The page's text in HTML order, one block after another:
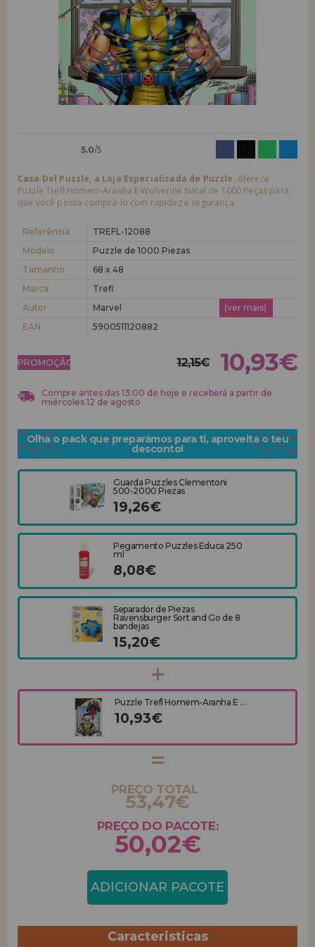
LIQUIDAÇÕES
EM FORMAÇÃO
info@casadopuzzle.pt
quero me cadastrar como
novo cliente
Ao criar uma conta em casadopuzzle.com você poderá fazer suas
compras rapidamente em nossa loja virtual, verificar o status de seus
pedidos e consultar suas operações anteriores.
Vá em frente! Estávamos esperando por você.
novo distribuidor
Você é um Profissional ou Empresa? Quer vender nossos produtos no
condições de venda com descontos especiais para distribuição.
Vá em frente! Estávamos esperando por você.
5.0/5
Casa Del Puzzle, a Loja Especializada de Puzzle, oferece
Puzzle Trefl Homem-Aranha E Wolverine Natal de 1000 Peças para
que você possa comprá-lo com rapidez e segurança.
Referência
TREFL-12088
Modelo
Puzzle de 1000 Piezas
Tamanho
68 x 48
Marca
Trefl
Autor
Marvel
(ver mais)
EAN
5900511120882
PROMOÇÃO! 12,15€ 10,93€
Compre antes das 13:00 de hoje e receberá a partir de
miércoles 12 de agosto
Olha o pack que preparámos para ti, aproveita o teu
desconto!
Guarda Puzzles Clementoni
500-2000 Piezas
19,26€
Pegamento Puzzles Educa 250
ml
8,08€
Separador de Piezas
Ravensburger Sort and Go de 8
bandejas
15,20€
Puzzle Trefl Homem-Aranha E ...
10,93€
PREÇO TOTAL
53,47€
PREÇO DO PACOTE:
50,02€
ADICIONAR PACOTE
Caracteristicas